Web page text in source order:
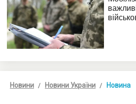
Новини Новини України Новина